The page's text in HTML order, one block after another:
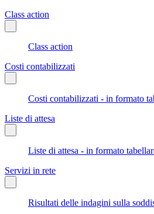
Class action
Class action
Costi contabilizzati
Costi contabilizzati - in formato
Liste di attesa
Liste di attesa - in formato
Servizi in rete
Risultati delle indagini sulla